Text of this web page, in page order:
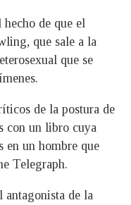
de que el
que sale a la
que se
de la postura de
con un libro cuya
en un hombre que
Telegraph.
antagonista de la